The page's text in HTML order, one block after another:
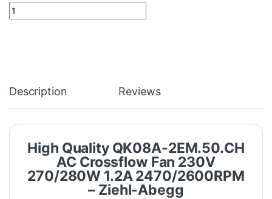
High Quality QK08A-2EM.50.CH AC Crossflow Fan 230V 270/
Description Reviews
High Quality QK08A-2EM.50.CH
AC Crossflow Fan 230V
270/280W 1.2A 2470/2600RPM
– Ziehl-Abegg